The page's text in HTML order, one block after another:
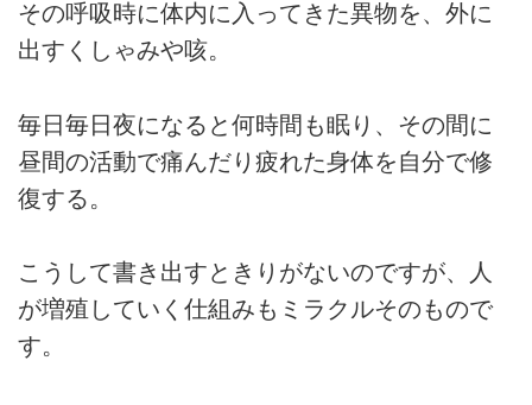
その呼吸時に体内に入ってきた異物を、外に
出すくしゃみや咳。
毎日毎日夜になると何時間も眠り、その間に
昼間の活動で痛んだり疲れた身体を自分で修
復する。
こうして書き出すときりがないのですが、人
が増殖していく仕組みもミラクルそのもので
す。